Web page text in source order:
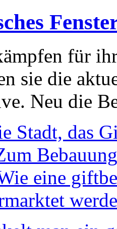
für
sie die
Neu die
Stadt, das
eine